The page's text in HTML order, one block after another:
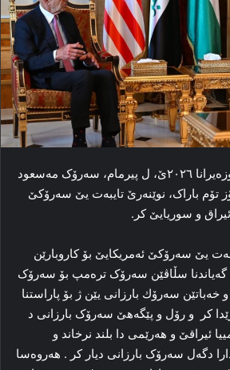
رۆژا سێشەمی، ١٦ی حوزەیرانا ٢٠٢٦ێ، ل پیرمام، سەرۆک مەسعود
تۆم باراک، نوێنەرێ تایبەت یێ سەرۆکێ
و سوریایێ کر.
یێ سەرۆکێ ئەمریکایێ بۆ کاروبارێن
گەیاندنا سڵاڤێن سەرۆک ترەمپ بۆ سەرۆک
خەباتێن سەرۆك بارزانی یێن ژ بۆ پاراستنا
كر و رۆل و پێگەهێ سەرۆک بارزانی د
ئیراقێ و هەرێمی دا بلند نرخاند و
دگەل سەرۆک بارزانی دیار کر . هەروەسا